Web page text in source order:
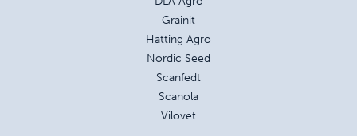
Grainit
Hatting Agro
Nordic Seed
Scanfedt
Scanola
Vilovet